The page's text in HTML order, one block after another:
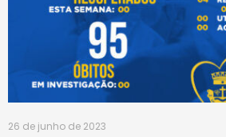
26 de junho de 2023